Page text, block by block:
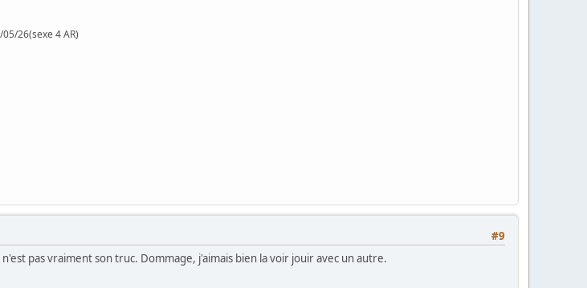
4 AR)
#9
pas vraiment son truc. Dommage, j'aimais bien la voir jouir avec un autre.